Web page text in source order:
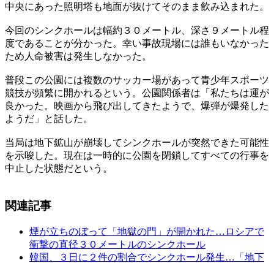
中央にあった照明塔も地面が抜けてそのまま飲み込まれた。
今回のシンクホールは幅約３０メートル、深さ９メートル程
度であることが分かった。幸い事故現場には誰もいなかった
ため人命被害は発生しなかった。
普段この公園には複数のサッカー場があって青少年スポーツ
競技が頻繁に開かれるという。公園関係者は「私たちは運が
良かった。映画から飛び出してきたようで、爆弾が爆発した
ようだ」と話した。
当局は地下鉱山が崩壊してシンクホールが突然できた可能性
を示唆した。現在は一時的に公園を閉鎖してすべての行事を
中止した状態だという。
関連記事
煙が立ちのぼって「地獄の門」が開かれた…ロシアで
衝撃の直径３０メートルのシンクホール
韓国、３日に２件の割合でシンクホール発生…「地下